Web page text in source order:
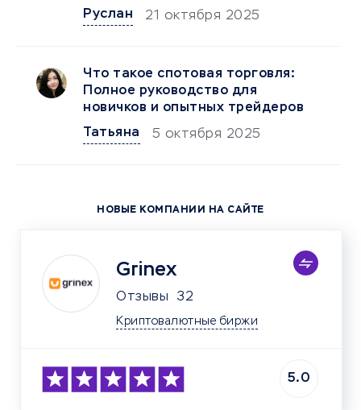
Руслан
21 октября 2025
Что такое спотовая торговля:
Полное руководство для
новичков и опытных трейдеров
Татьяна
5 октября 2025
НОВЫЕ КОМПАНИИ НА САЙТЕ
Grinex
Отзывы 32
Криптовалютные биржи
5.0